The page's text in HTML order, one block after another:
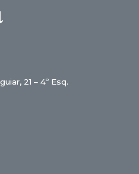
21 – 4º Esq.